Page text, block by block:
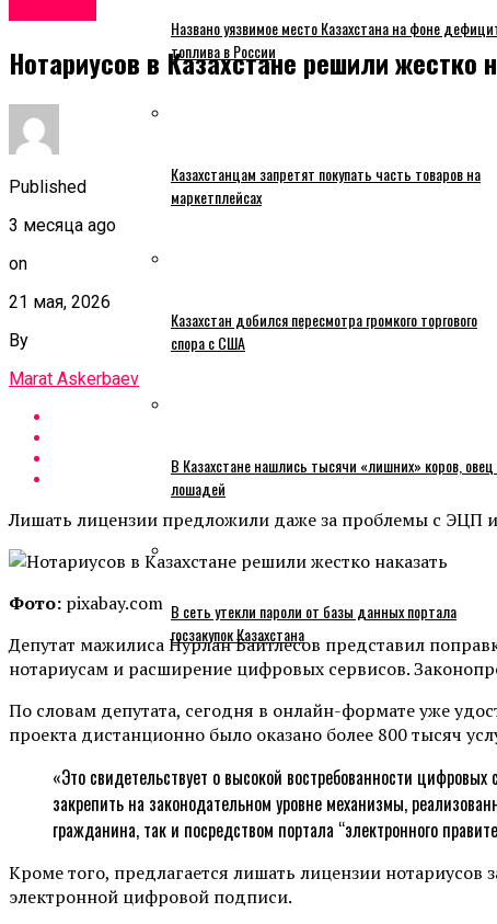
Названо уязвимое место Казахстана на фоне
топлива в России
Казахстанцам запретят покупать часть товаров на
маркетплейсах
Казахстан добился пересмотра громкого торгового
спора с США
В Казахстане нашлись тысячи «лишних» коров, овец
лошадей
В сеть утекли пароли от базы данных портала
госзакупок Казахстана
Нотариусов в Казахстане решили жестко
Published
3 месяца ago
on
21 мая, 2026
By
Marat Askerbaev
Лишать лицензии предложили даже за проблемы с ЭЦП
Фото: pixabay.com
Депутат мажилиса Нурлан Байтлесов представил
нотариусам и расширение цифровых сервисов.
По словам депутата, сегодня в онлайн-формате уже
проекта дистанционно было оказано более 800 тысяч
«Это свидетельствует о высокой востребованности
закрепить на законодательном уровне механизмы,
гражданина, так и посредством портала “электронного
Кроме того, предлагается лишать лицензии
электронной цифровой подписи.